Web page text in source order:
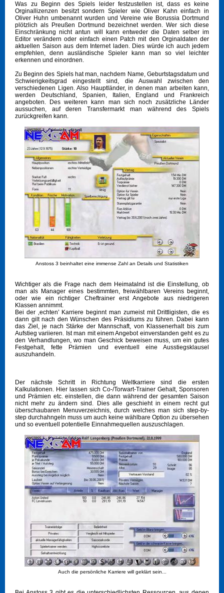
Was zu Beginn des Spiels leider festzustellen ist, dass es keine
Orginallizenzen besitzt sondern Spieler wie Oliver Kahn einfach in
Oliver Huhn umbenannt wurden und Vereine wie Borussia Dortmund
plötzlich als Preußen Dortmund bezeichnet werden. Wer sich diese
Einschränkung nicht antun will kann entweder die Daten selber im
Editor verändern oder einfach einen Patch mit den Orginaldaten der
aktuellen Saison aus dem Internet laden. Dies würde ich auch jedem
empfehlen, denn ausländische Spieler kann man so viel leichter
erkennen und einordnen.
Zu Beginn des Spiels hat man, nachdem Name, Geburtstagsdatum und
Schwierigkeitsgrad eingestellt sind, die Auswahl zwischen den
verschiedenen Ligen. Also Hauptländer, in denen man arbeiten kann,
werden Deutschland, Spanien, Italien, England und Frankreich
angeboten. Des weiteren kann man sich noch zusätzliche Länder
aussuchen, auf deren Transfermarkt man während des Spiels
zurückgreifen kann.
Anstoss 3 beinhaltet eine immense Zahl an Details und Statistiken
Wichtiger als die Frage nach dem Heimatalnd ist die Einstellung, ob
man als Manager eines bestimmten, freiwählbaren Vereins beginnt,
oder wie ein richtiger Cheftrainer erst Angebote aus niedrigeren
Klassen annimmt.
Bei der ‚echten’ Karriere beginnt man zumeist mit Drittligisten, die es
dann gilt nach den Wünschen des Präsidiums zu führen. Dabei kann
das Ziel, je nach Stärke der Mannschaft, von Klassenerhalt bis zum
Aufstieg variieren. Ist man mit einem Angebot einverstanden geht es zu
den Verhandlungen, wo man Geschick beweisen muss, um ein gutes
Festgehalt, fette Prämien und eventuell eine Ausstiegsklausel
auszuhandeln.
Der nächste Schritt in Richtung Weltkarriere sind die ersten
Kalkulationen. Hier lassen sich Co-/Torwart-Trainer Gehalt, Sponsoren
und Prämien etc. einstellen, die dann während der gesamten Saison
nicht mehr zu ändern sind. Dies alle geschieht in einem recht gut
überschaubaren Menuverzeichnis, durch welches man sich step-by-
step durchahngeln muss um auch keine wählbare Option zu übersehen
und so eventuell potentielle Einnahmequellen auszuschlagen.
Auch die persönliche Karriere will geklärt sein...